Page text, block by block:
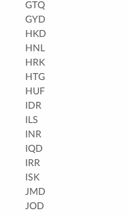
GTQ
GYD
HKD
HNL
HRK
HTG
HUF
IDR
ILS
INR
IQD
IRR
ISK
JMD
JOD